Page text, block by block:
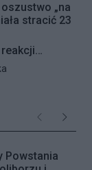
w sprawie
przy ul.
pięciu
sierpnia
„na
stracić 23
mieszkanka
32-
chwili, gdy
złotych.
Poprzednie
Powstania